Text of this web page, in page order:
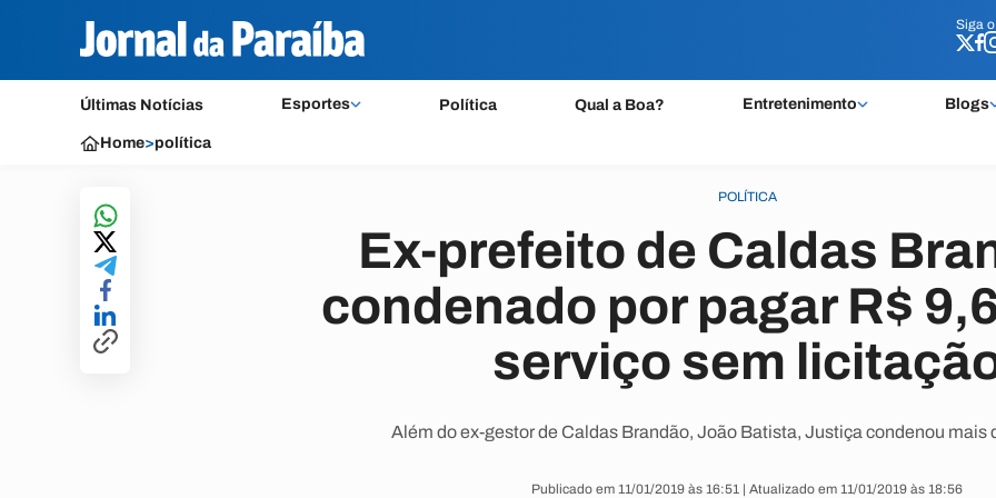
Siga o
Últimas Notícias Esportes Política Qual a Boa? Entretenimento Blogs
Siga o
Home>política
POLÍTICA
Ex-prefeito de Caldas
condenado por pagar R$
serviço sem
Além do ex-gestor de Caldas Brandão, João Batista, Justiça condenou mais
Publicado em 11/01/2019 às 16:51 | Atualizado em 11/01/2019 às 18:56